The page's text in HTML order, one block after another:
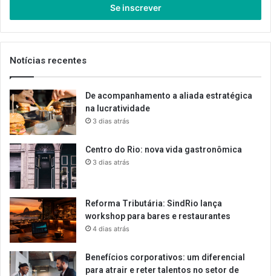
de
email
Notícias recentes
De acompanhamento a aliada estratégica
na lucratividade
3 dias atrás
Centro do Rio: nova vida gastronômica
3 dias atrás
Reforma Tributária: SindRio lança
workshop para bares e restaurantes
4 dias atrás
Benefícios corporativos: um diferencial
para atrair e reter talentos no setor de